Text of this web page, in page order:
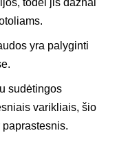
todėl jis dažnai
yra palyginti
sudėtingos
varikliais, šio